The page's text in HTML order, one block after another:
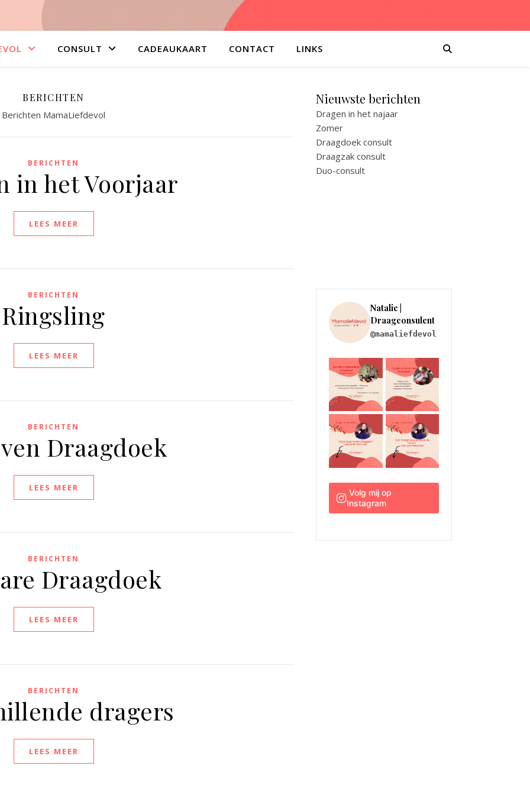
CONSULT CADEAUKAART CONTACT LINKS
BERICHTEN
Berichten MamaLiefdevol
BERICHTEN
in het Voorjaar
LEES MEER
BERICHTEN
Ringsling
LEES MEER
BERICHTEN
Draagdoek
LEES MEER
BERICHTEN
Draagdoek
LEES MEER
BERICHTEN
dragers
LEES MEER
Nieuwste berichten
Dragen in het najaar
Zomer
Draagdoek consult
Draagzak consult
Duo-consult
Natalie |
Draagconsulent
@mamaliefdevol
Instagram